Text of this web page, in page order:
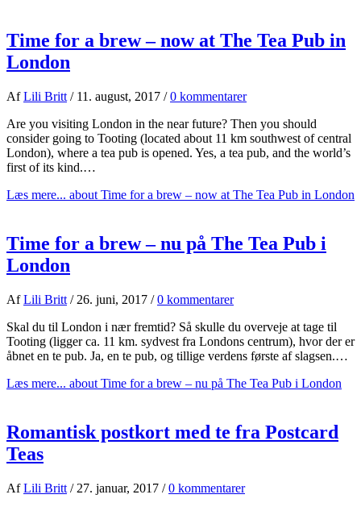
Time for a brew – now at The Tea Pub in
London
AfLili Britt / 11. august, 2017 / 0 kommentarer
Are you visiting London in the near future? Then you should
consider going to Tooting (located about 11 km southwest of central
London), where a tea pub is opened. Yes, a tea pub, and the world’s
first of its kind.…
Læs mere... about Time for a brew – now at The Tea Pub in London
Time for a brew – nu på The Tea Pub i
London
AfLili Britt / 26. juni, 2017 / 0 kommentarer
Skal du til London i nær fremtid? Så skulle du overveje at tage til
Tooting (ligger ca. 11 km. sydvest fra Londons centrum), hvor der er
åbnet en te pub. Ja, en te pub, og tillige verdens første af slagsen.…
Læs mere... about Time for a brew – nu på The Tea Pub i London
Romantisk postkort med te fra Postcard
Teas
AfLili Britt / 27. januar, 2017 / 0 kommentarer